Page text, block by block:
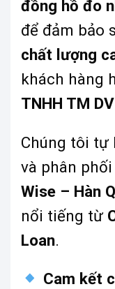
đồng hồ đo
để đảm bảo
chất lượng
khách hàng
TNHH TM
Chúng tôi tự
và phân phối
Wise – Hàn
nổi tiếng từ
Loan.
Cam kết